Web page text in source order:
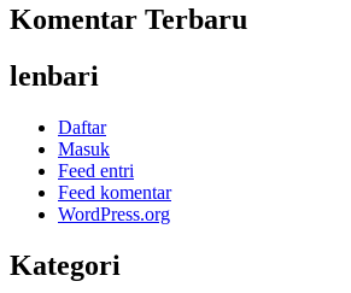
Komentar Terbaru
lenbari
Daftar
Masuk
Feed entri
Feed komentar
WordPress.org
Kategori